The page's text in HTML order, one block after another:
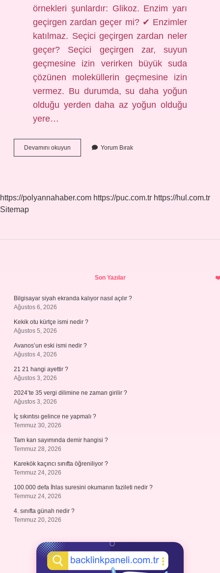
örnekleri şunlardır: Glikoz. Enzim yarı
geçirgen zardan geçer mi? ✔ Enzimler
katılmaz. Seçici geçirgen zardan neler
geçer? Seçici geçirgen zar, suyun
geçmesine izin verirken büyük suda
çözünen moleküllerin geçmesine izin
vermez. Bu durumda, su daha yoğun
olduğu yerden daha az yoğun olduğu
yere…
Devamını okuyun
Geçirgen
Yorum Bırak
https://polyannahaber.com https://puc.com.tr https://hul.com.tr
Sitemap
Son Yazılar
Bilgisayar siyah ekranda kalıyor nasıl açılır ?
Ağustos 6, 2026
Kekik otu kürtçe ismi nedir ?
Ağustos 5, 2026
Avanos’un eski ismi nedir ?
Ağustos 4, 2026
21 21 hangi ayettir ?
Ağustos 3, 2026
2024’te 35 vergi dilimine ne zaman girilir ?
Ağustos 3, 2026
İç sıkıntısı gelince ne yapmalı ?
Temmuz 30, 2026
Tam kan sayımında demir hangisi ?
Temmuz 28, 2026
Karekök kaçıncı sınıfta öğreniliyor ?
Temmuz 24, 2026
100.000 defa İhlas suresini okumanın fazileti nedir ?
Temmuz 24, 2026
4. sınıfta günah nedir ?
Temmuz 20, 2026